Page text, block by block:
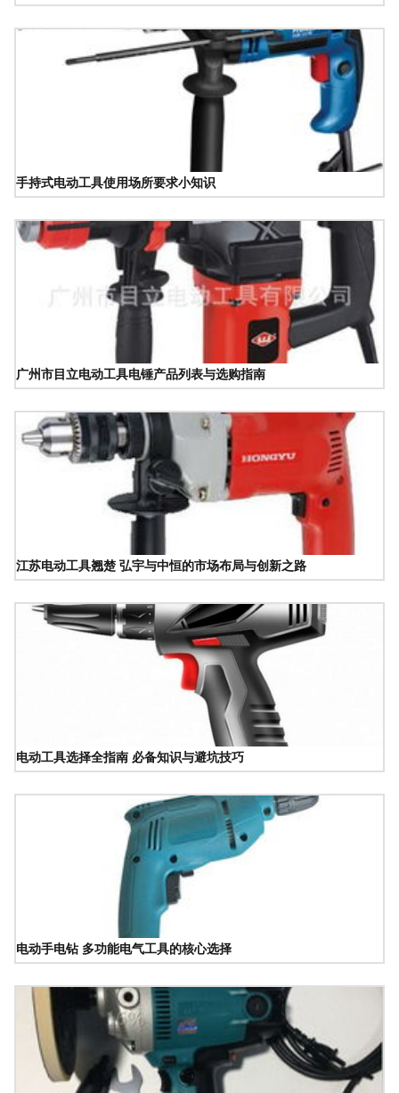
手持式电动工具使用场所要求小知识
广州市目立电动工具电锤产品列表与选购指南
江苏电动工具翘楚 弘宇与中恒的市场布局与创新之路
电动工具选择全指南 必备知识与避坑技巧
电动手电钻 多功能电气工具的核心选择